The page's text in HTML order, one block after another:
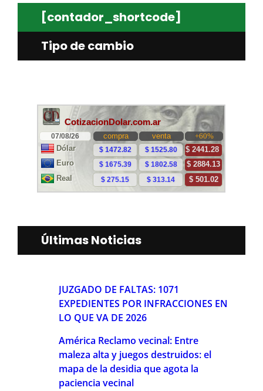
[contador_shortcode]
Tipo de cambio
Últimas Noticias
JUZGADO DE FALTAS: 1071
EXPEDIENTES POR INFRACCIONES EN
LO QUE VA DE 2026
América Reclamo vecinal: Entre
maleza alta y juegos destruidos: el
mapa de la desidia que agota la
paciencia vecinal